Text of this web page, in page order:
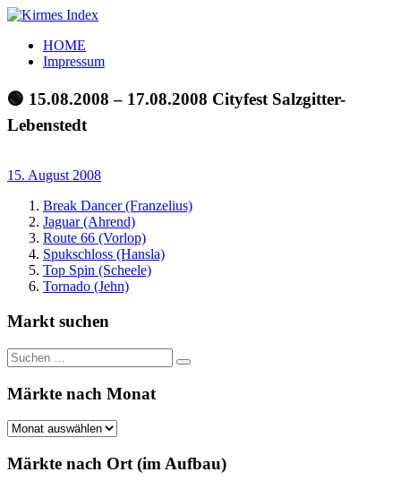
Zum
springen
Kirmes
Index
Tourpläne
der
letzten
Jahre
HOME
Impressum
🟢 15.08.2008 – 17.08.2008 Cityfest Salzgitter-
Lebenstedt
15. August 2008
Break Dancer (Franzelius)
Jaguar (Ahrend)
Route 66 (Vorlop)
Spukschloss (Hansla)
Top Spin (Scheele)
Tornado (Jehn)
Markt suchen
Suchen
nach:
Suchen
Märkte nach Monat
Märkte
Monat
Märkte nach Ort (im Aufbau)